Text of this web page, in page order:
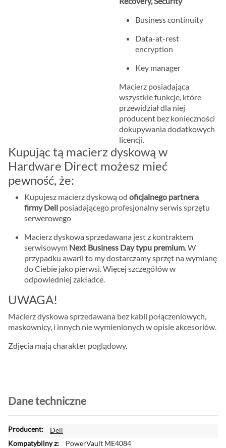
Business continuity
Data-at-rest
encryption
Key manager
Macierz posiadająca
wszystkie funkcje, które
przewidział dla niej
producent bez konieczności
dokupywania dodatkowych
licencji.
Kupując tą macierz dyskową w
Hardware Direct możesz mieć
pewność, że:
Kupujesz macierz dyskową od oficjalnego partnera
firmy Dell posiadającego profesjonalny serwis sprzętu
serwerowego
Macierz dyskowa sprzedawana jest z kontraktem
serwisowym Next Business Day typu premium . W
przypadku awarii to my dostarczamy sprzęt na wymianę
do Ciebie jako pierwsi. Więcej szczegółów w
odpowiedniej zakładce.
UWAGA!
Macierz dyskowa sprzedawana bez kabli połączeniowych,
maskownicy, i innych nie wymienionych w opisie akcesoriów.
Zdjęcia mają charakter poglądowy.
Dane techniczne
W
i
Dell
PowerVault ME4084